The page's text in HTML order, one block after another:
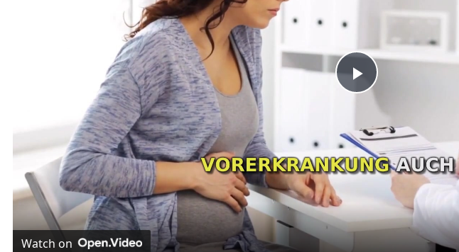
Play
Video
Watch on